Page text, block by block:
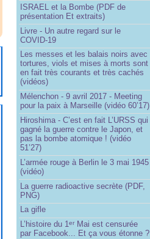
ISRAEL et la Bombe (PDF de
présentation Et extraits)
Livre - Un autre regard sur le
COVID-19
Les messes et les balais noirs avec
tortures, viols et mises à morts sont
en fait très courants et très cachés
(vidéos)
Mélenchon - 9 avril 2017 - Meeting
pour la paix à Marseille (vidéo 60’17)
Hiroshima - C’est en fait L’URSS qui
gagné la guerre contre le Japon, et
pas la bombe atomique ! (vidéo
51’27)
L’armée rouge à Berlin le 3 mai 1945
(vidéo)
La guerre radioactive secrète (PDF,
PNG)
La gifle
L’histoire du 1er Mai est censurée
par Facebook... Et ça vous étonne ?